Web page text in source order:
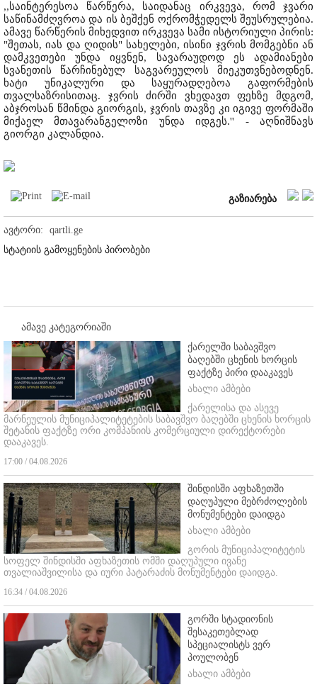
,,საინტერესოა წარწერა, საიდანაც ირკვევა, რომ ჯვარი
საწინამძღვროა და ის ბეშქენ ოქრომჭედელს შეუსრულებია.
ამავე წარწერის მიხედვით ირკვევა სამი ისტორიული პირის:
"შეთას, იას და ღიდის" სახელები, ისინი ჯვრის მომგებნი ან
დამკვეთები უნდა იყვნენ, სავარაუდოდ ეს ადამიანები
სვანეთის წარჩინებულ საგვარეულოს მიეკუთვნებოდნენ.
ხატი უნიკალური და საყურადღებოა გაფორმების
თვალსაზრისითაც. ჯვრის ძირში ვხედავთ ფეხზე მდგომ,
აბჯროსან წმინდა გიორგის, ჯვრის თავზე კი იგივე ფორმაში
მიქაელ მთავარანგელოზი უნდა იდგეს.'' - აღნიშნავს
გიორგი კალანდია.
გაზიარება
ავტორი:
qartli.ge
სტატიის გამოყენების პირობები
ამავე კატეგორიაში
ქარელში საბავშვო
ბაღებში ცხენის ხორცის
ფაქტზე პირი დააკავეს
ახალი ამბები
ქარელისა და ასევე
მარნეულის მუნიციპალიტეტების საბავშვო ბაღებში ცხენის ხორცის
შეტანის ფაქტზე ორი კომპანიის კომერციული დირექტორები
დააკავეს.
17:00 / 04.08.2026
შინდისში აფხაზეთში
დაღუპული მებრძოლების
მონუმენტები დაიდგა
ახალი ამბები
გორის მუნიციპალიტეტის
სოფელ შინდისში აფხაზეთის ომში დაღუპული ივანე
თვალიაშვილისა და იური პატარაძის მონუმენტები დაიდგა.
16:34 / 04.08.2026
გორში სტადიონის
შესაკეთებლად
სპეციალისტს ვერ
პოულობენ
ახალი ამბები